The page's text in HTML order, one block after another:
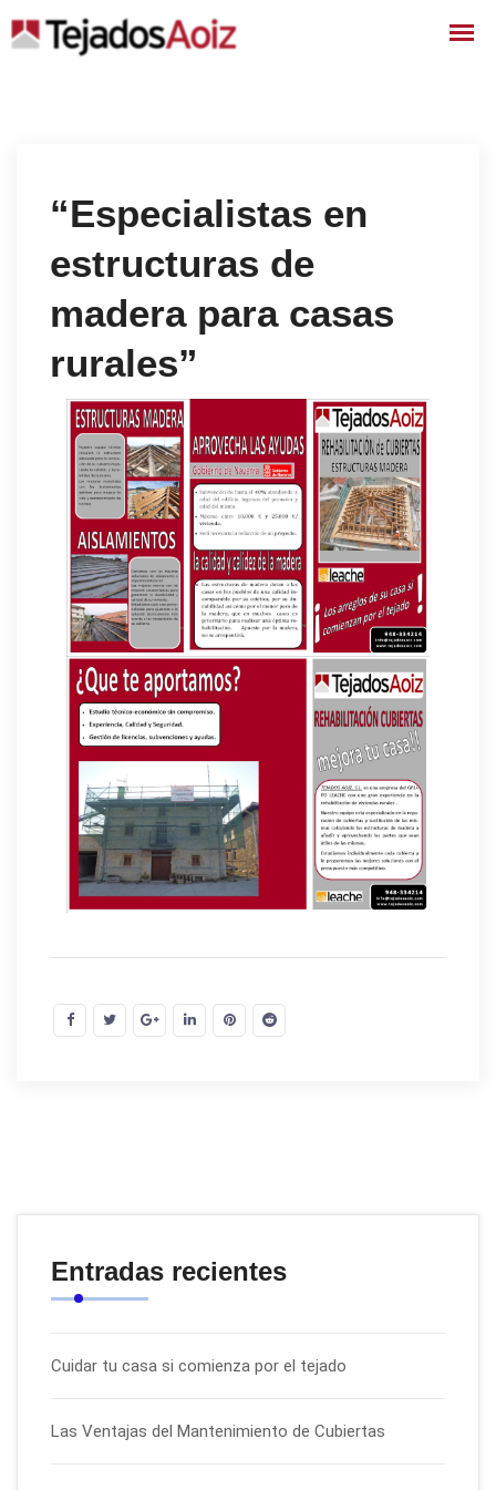
“Especialistas en
estructuras de
madera para casas
rurales”
Entradas recientes
Cuidar tu casa si comienza por el tejado
Las Ventajas del Mantenimiento de Cubiertas